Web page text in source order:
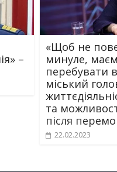
–
«Щоб не
минуле,
перебувати в
міський
та
після
22.02.2023